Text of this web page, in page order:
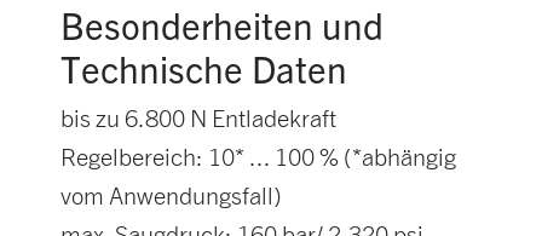
Besonderheiten und
Technische Daten
bis zu 6.800 N Entladekraft
Regelbereich: 10* ... 100 % (*abhängig
vom Anwendungsfall)